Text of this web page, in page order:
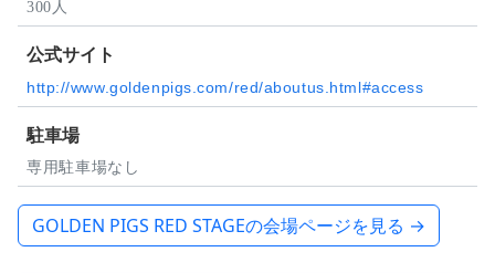
300人
公式サイト
http://www.goldenpigs.com/red/aboutus.html#access
駐車場
専用駐車場なし
GOLDEN PIGS RED STAGEの会場ページを見る →